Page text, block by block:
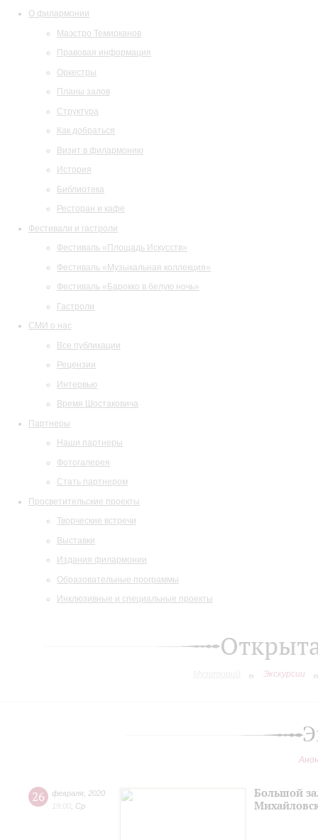
О филармонии
Маэстро Темирканов
Правовая информация
Оркестры
Планы залов
Структура
Как добраться
Визит в филармонию
История
Библиотека
Ресторан и кафе
Фестивали и гастроли
Фестиваль «Площадь Искусств»
Фестиваль «Музыкальная коллекция»
Фестиваль «Барокко в белую ночь»
Гастроли
СМИ о нас
Все публикации
Рецензии
Интервью
Время Шостаковича
Партнеры
Наши партнеры
Фотогалерея
Стать партнером
Просветительские проекты
Творческие встречи
Выставки
Издания филармонии
Образовательные программы
Инклюзивные и специальные проекты
Экскурсии
26 февраля 2020
19:00 Ср
Большой